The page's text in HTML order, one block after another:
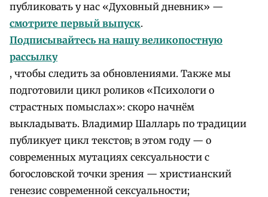
публиковать у нас «Духовный дневник» —
смотрите первый выпуск.
Подписывайтесь на нашу великопостную
рассылку
, чтобы следить за обновлениями. Также мы
подготовили цикл роликов «Психологи о
страстных помыслах»: скоро начнём
выкладывать. Владимир Шалларь по традиции
публикует цикл текстов; в этом году — о
современных мутациях сексуальности с
богословской точки зрения — христианский
генезис современной сексуальности;